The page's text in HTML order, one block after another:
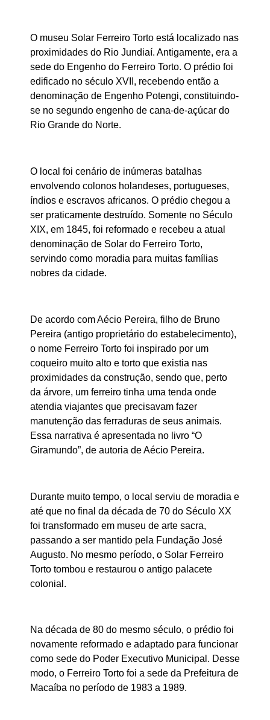
O museu Solar Ferreiro Torto está localizado nas
proximidades do Rio Jundiaí. Antigamente, era a
sede do Engenho do Ferreiro Torto. O prédio foi
edificado no século XVII, recebendo então a
denominação de Engenho Potengi, constituindo-
se no segundo engenho de cana-de-açúcar do
Rio Grande do Norte.
O local foi cenário de inúmeras batalhas
envolvendo colonos holandeses, portugueses,
índios e escravos africanos. O prédio chegou a
ser praticamente destruído. Somente no Século
XIX, em 1845, foi reformado e recebeu a atual
denominação de Solar do Ferreiro Torto,
servindo como moradia para muitas famílias
nobres da cidade.
De acordo com Aécio Pereira, filho de Bruno
Pereira (antigo proprietário do estabelecimento),
o nome Ferreiro Torto foi inspirado por um
coqueiro muito alto e torto que existia nas
proximidades da construção, sendo que, perto
da árvore, um ferreiro tinha uma tenda onde
atendia viajantes que precisavam fazer
manutenção das ferraduras de seus animais.
Essa narrativa é apresentada no livro “O
Giramundo”, de autoria de Aécio Pereira.
Durante muito tempo, o local serviu de moradia e
até que no final da década de 70 do Século XX
foi transformado em museu de arte sacra,
passando a ser mantido pela Fundação José
Augusto. No mesmo período, o Solar Ferreiro
Torto tombou e restaurou o antigo palacete
colonial.
Na década de 80 do mesmo século, o prédio foi
novamente reformado e adaptado para funcionar
como sede do Poder Executivo Municipal. Desse
modo, o Ferreiro Torto foi a sede da Prefeitura de
Macaíba no período de 1983 a 1989.